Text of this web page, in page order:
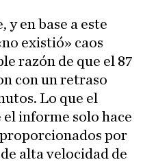
y en base a este
existió» caos
razón de que el 87
con un retraso
Lo que el
informe solo hace
por
alta velocidad de